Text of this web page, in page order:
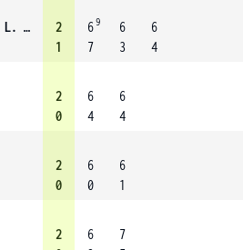
Alhussein Abdel Aziz L. (8)
2
1
69
7
6
3
6
4
2
0
6
4
6
4
2
0
6
0
6
1
2
6
7